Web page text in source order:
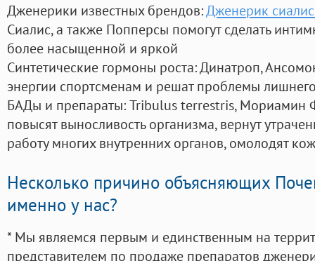
Дженерики известных брендов:Дженерик
Сиалис, а также Попперсы помогут сделать
более насыщенной и яркой
Синтетические гормоны роста: Динатроп,
энергии спортсменам и решат проблемы
БАДы и препараты:Tribulus terrestris, Мориамин
повысят выносливость организма, вернут
работу многих внутренних органов, омолодят
Несколько причино объясняющих
именно у нас?
* Мы являемся первым и единственным на
представителем по продаже препаратов